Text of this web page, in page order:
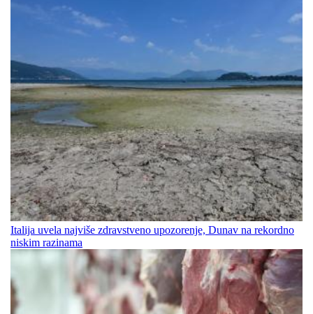
Italija uvela najviše zdravstveno upozorenje, Dunav na rekordno
niskim razinama